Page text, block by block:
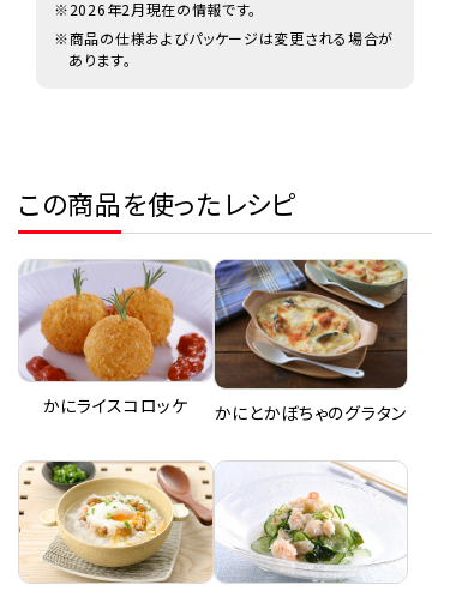
※2026年2月現在の情報です。
※商品の仕様およびパッケージは変更される場合が
あります。
この商品を使ったレシピ
かにライスコロッケ かにとかぼちゃのグラタン